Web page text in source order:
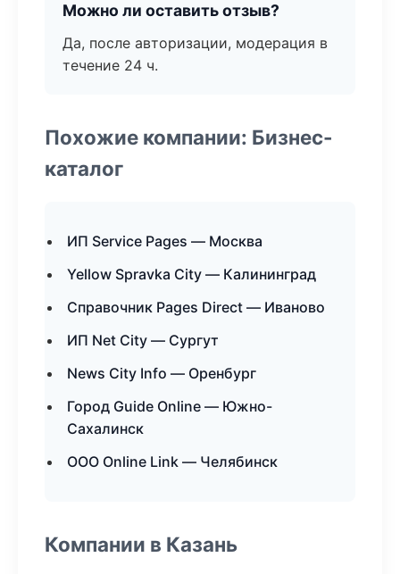
Можно ли оставить отзыв?
Да, после авторизации, модерация в
течение 24 ч.
Похожие компании: Бизнес-
каталог
ИП Service Pages — Москва
Yellow Spravka City — Калининград
Справочник Pages Direct — Иваново
ИП Net City — Сургут
News City Info — Оренбург
Город Guide Online — Южно-
Сахалинск
ООО Online Link — Челябинск
Компании в Казань